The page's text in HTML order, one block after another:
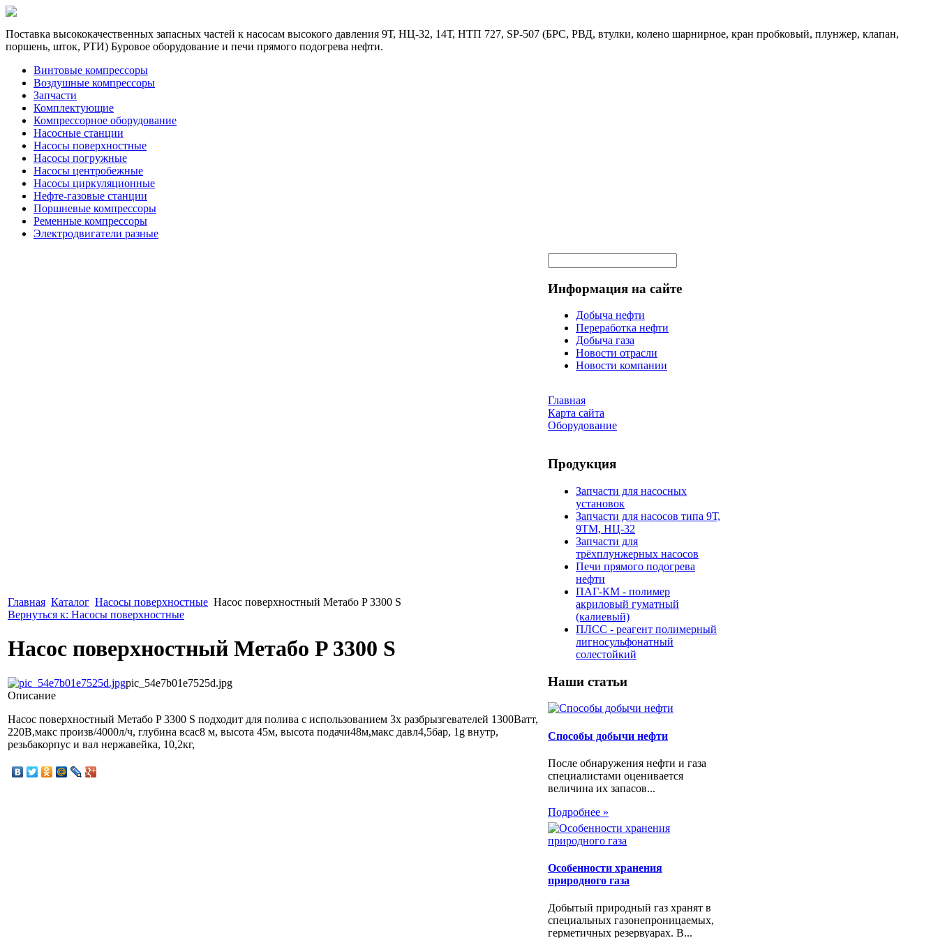
Поставка высококачественных запасных частей к насосам высокого давления 9Т, НЦ-32, 14Т, НТП 727, SP-507 (БРС, РВД, втулки, колено шарнирное, кран пробковый, плунжер, клапан,
поршень, шток, РТИ) Буровое оборудование и печи прямого подогрева нефти.
Винтовые компрессоры
Воздушные компрессоры
Запчасти
Комплектующие
Компрессорное оборудование
Насосные станции
Насосы поверхностные
Насосы погружные
Насосы центробежные
Насосы циркуляционные
Нефте-газовые станции
Поршневые компрессоры
Ременные компрессоры
Электродвигатели разные
Главная Каталог Насосы поверхностные Насос поверхностный Метабо P 3300 S
Вернуться к: Насосы поверхностные
Насос поверхностный Метабо P 3300 S
pic_54e7b01e7525d.jpg
Описание
Насос поверхностный Метабо P 3300 S подходит для полива с использованием 3х разбрызгевателей 1300Ватт,
220В,макс произв/4000л/ч, глубина всас8 м, высота 45м, высота подачи48м,макс давл4,5бар, 1g внутр,
резьбакорпус и вал нержавейка, 10,2кг,
Информация на сайте
Добыча нефти
Переработка нефти
Добыча газа
Новости отрасли
Новости компании
Главная
Карта сайта
Оборудование
Продукция
Запчасти для насосных
установок
Запчасти для насосов типа 9Т,
9ТМ, НЦ-32
Запчасти для
трёхплунжерных насосов
Печи прямого подогрева
нефти
ПАГ-КМ - полимер
акриловый гуматный
(калиевый)
ПЛСС - реагент полимерный
лигносульфонатный
солестойкий
Наши статьи
Способы добычи нефти
После обнаружения нефти и газа
специалистами оценивается
величина их запасов...
Подробнее »
Особенности хранения
природного газа
Добытый природный газ хранят в
специальных газонепроницаемых,
герметичных резервуарах. В...